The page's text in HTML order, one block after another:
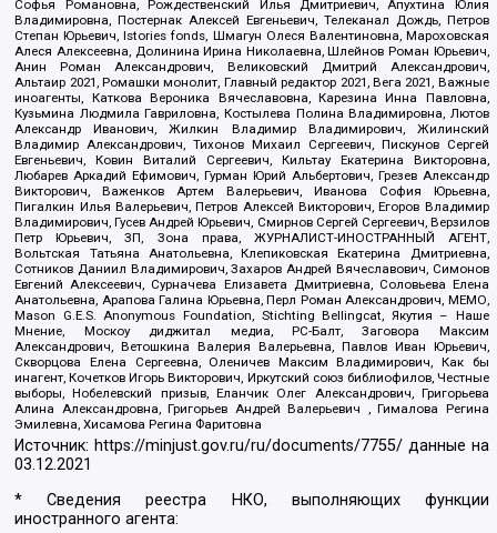
Софья Романовна, Рождественский Илья Дмитриевич, Апухтина Юлия
Владимировна, Постернак Алексей Евгеньевич, Телеканал Дождь, Петров
Степан Юрьевич, Istories fonds, Шмагун Олеся Валентиновна, Мароховская
Алеся Алексеевна, Долинина Ирина Николаевна, Шлейнов Роман Юрьевич,
Анин Роман Александрович, Великовский Дмитрий Александрович,
Альтаир 2021, Ромашки монолит, Главный редактор 2021, Вега 2021, Важные
иноагенты, Каткова Вероника Вячеславовна, Карезина Инна Павловна,
Кузьмина Людмила Гавриловна, Костылева Полина Владимировна, Лютов
Александр Иванович, Жилкин Владимир Владимирович, Жилинский
Владимир Александрович, Тихонов Михаил Сергеевич, Пискунов Сергей
Евгеньевич, Ковин Виталий Сергеевич, Кильтау Екатерина Викторовна,
Любарев Аркадий Ефимович, Гурман Юрий Альбертович, Грезев Александр
Викторович, Важенков Артем Валерьевич, Иванова София Юрьевна,
Пигалкин Илья Валерьевич, Петров Алексей Викторович, Егоров Владимир
Владимирович, Гусев Андрей Юрьевич, Смирнов Сергей Сергеевич, Верзилов
Петр Юрьевич, ЗП, Зона права, ЖУРНАЛИСТ-ИНОСТРАННЫЙ АГЕНТ,
Вольтская Татьяна Анатольевна, Клепиковская Екатерина Дмитриевна,
Сотников Даниил Владимирович, Захаров Андрей Вячеславович, Симонов
Евгений Алексеевич, Сурначева Елизавета Дмитриевна, Соловьева Елена
Анатольевна, Арапова Галина Юрьевна, Перл Роман Александрович, МЕМО,
Mason G.E.S. Anonymous Foundation, Stichting Bellingcat, Якутия – Наше
Мнение, Москоу диджитал медиа, РС-Балт, Заговора Максим
Александрович, Ветошкина Валерия Валерьевна, Павлов Иван Юрьевич,
Скворцова Елена Сергеевна, Оленичев Максим Владимирович, Как бы
инагент, Кочетков Игорь Викторович, Иркутский союз библиофилов, Честные
выборы, Нобелевский призыв, Еланчик Олег Александрович, Григорьева
Алина Александровна, Григорьев Андрей Валерьевич , Гималова Регина
Эмилевна, Хисамова Регина Фаритовна
Источник: https://minjust.gov.ru/ru/documents/7755/ данные на
03.12.2021
* Сведения реестра НКО, выполняющих функции
иностранного агента: